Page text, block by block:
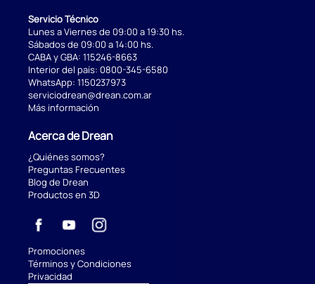
Servicio Técnico
Lunes a Viernes de 09:00 a 19:30 hs.
Sábados de 09:00 a 14:00 hs.
CABA y GBA: 115246-8663
Interior del país: 0800-345-6580
WhatsApp: 1150237973
serviciodrean@drean.com.ar
Más información
Acerca de Drean
¿Quiénes somos?
Preguntas Frecuentes
Blog de Drean
Productos en 3D
Promociones
Términos y Condiciones
Privacidad